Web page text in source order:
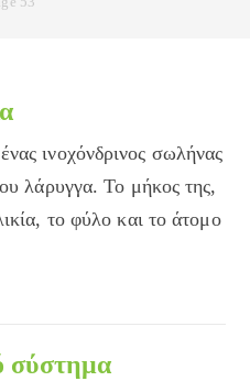
ινοχόνδρινος σωλήνας
λάρυγγα. Το μήκος της,
το φύλο και το άτομο
σύστημα